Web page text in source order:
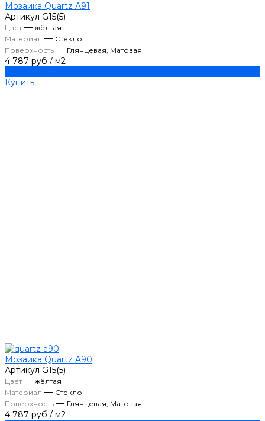
Мозаика Quartz A91
Артикул G15(5)
Цвет— жёлтая
Материал — Стекло
Поверхность — Глянцевая, Матовая
4 787 руб / м2
Купить
Мозаика Quartz A90
Артикул G15(5)
Цвет— жёлтая
Материал — Стекло
Поверхность — Глянцевая, Матовая
4 787 руб / м2